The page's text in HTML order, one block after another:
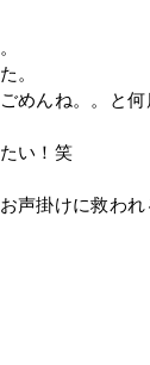
。
めんね。。と何
い！笑
声掛けに救われ